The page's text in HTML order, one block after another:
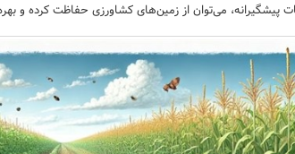
پیشگیرانه، می‌توان از زمین‌های کشاورزی حفاظت کرده و